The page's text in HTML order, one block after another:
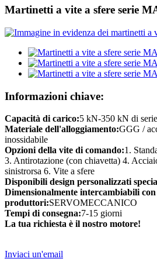
Martinetti a vite a sfere serie
Informazioni chiave:
Capacità di carico:5 kN-350 kN di serie
Materiale dell'alloggiamento:GGG /
inossidabile
Opzioni della vite di comando:1.
3. Antirotazione (con chiavetta) 4.
sinistrorsa 6. Vite a sfere
Disponibili design personalizzati
Dimensionalmente intercambiabili
produttori:SERVOMECCANICO
Tempi di consegna:7-15 giorni
La tua richiesta è il nostro motore!
Inviaci un'email